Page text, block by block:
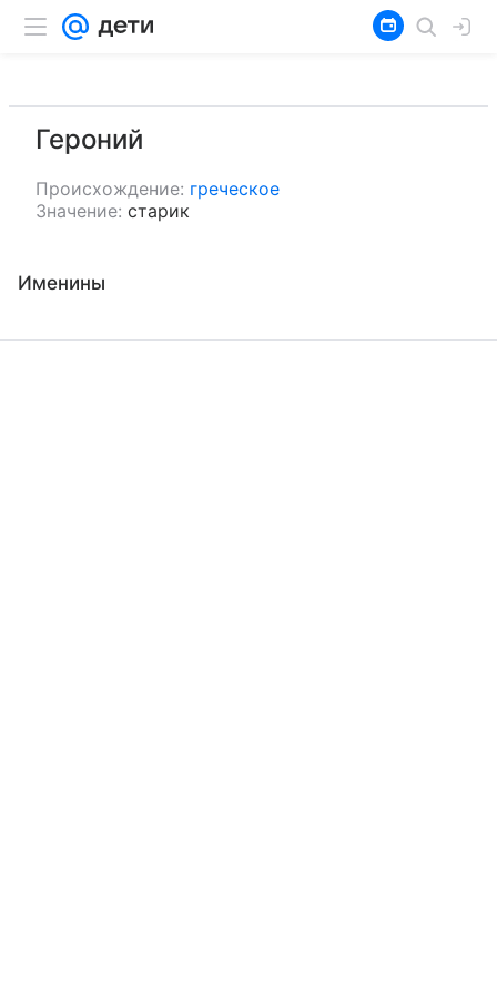
Героний
Происхождение: греческое
Значение: старик
Именины